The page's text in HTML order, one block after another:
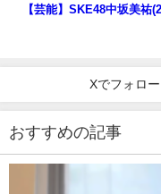
【芸能】SKE48中坂美祐
Xでフォロー
おすすめの記事